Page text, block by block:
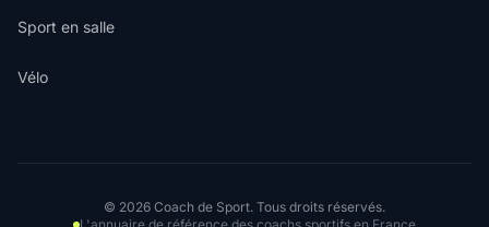
Sport en salle
Vélo
© 2026 Coach de Sport. Tous droits réservés.